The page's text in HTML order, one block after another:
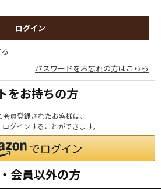
パスワードをお忘れの方はこちら
をお持ちの方
員登録されたお客様は、
グインすることができます。
会員以外の方